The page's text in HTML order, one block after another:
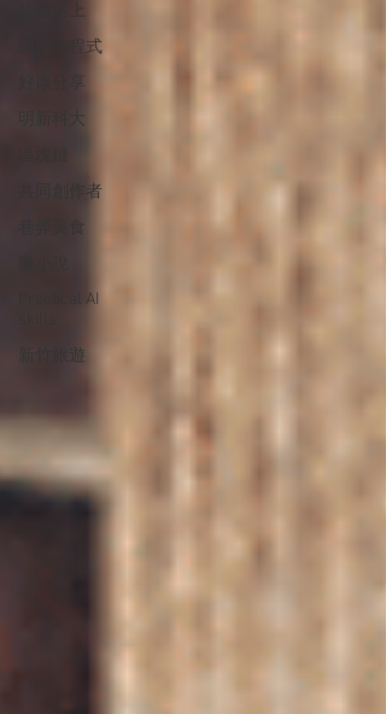
公益路上
測驗小程式
好康分享
明新科大
共同創作者
巷弄美食
Practical AI
新竹旅遊